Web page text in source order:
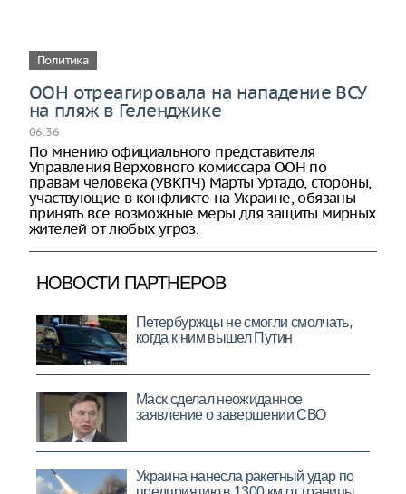
Политика
ООН отреагировала на нападение ВСУ
на пляж в Геленджике
06:36
По мнению официального представителя
Управления Верховного комиссара ООН по
правам человека (УВКПЧ) Марты Уртадо, стороны,
участвующие в конфликте на Украине, обязаны
принять все возможные меры для защиты мирных
жителей от любых угроз.